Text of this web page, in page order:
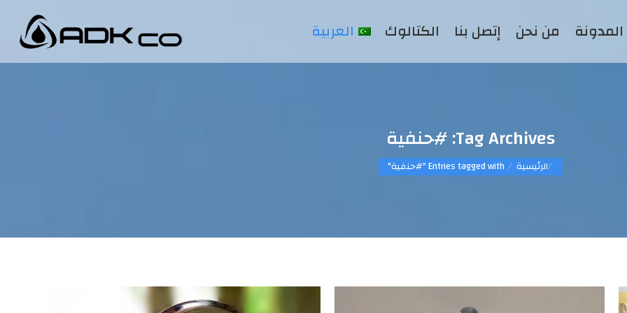
المدونة من نحن إتصل بنا الكتالوك العربية
Tag Archives: #حنفية
You are here:
الرئيسية Entries tagged with "#حنفية"